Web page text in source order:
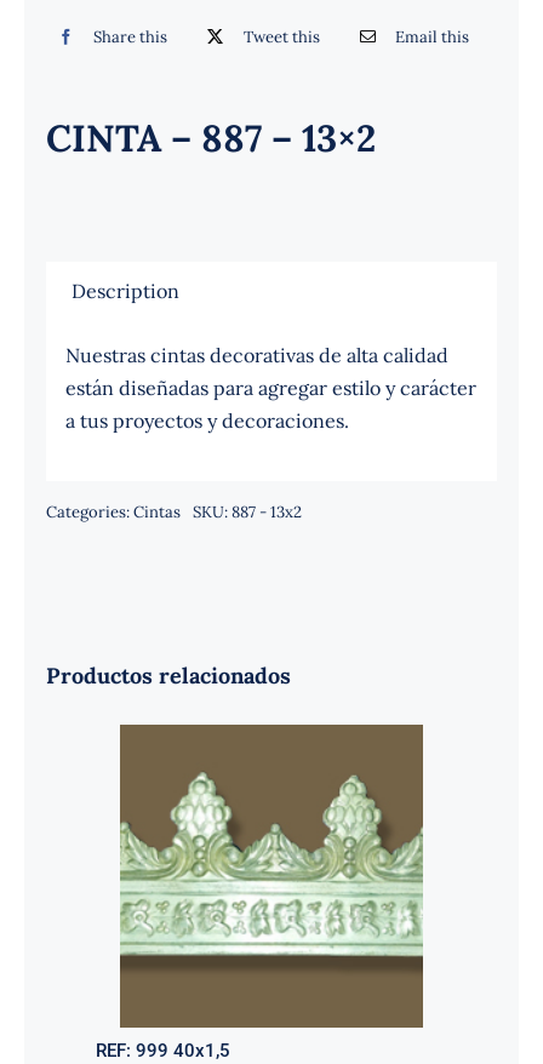
Share this Tweet this Email this
CINTA – 887 – 13×2
Description
Nuestras cintas decorativas de alta calidad
están diseñadas para agregar estilo y carácter
a tus proyectos y decoraciones.
Categories:Cintas SKU:887 - 13x2
Productos relacionados
REF: 999 40x1,5